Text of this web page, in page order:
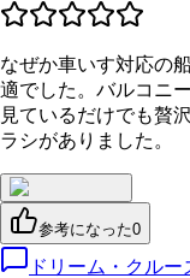
なぜか車いす対応の
適でした。バルコニ
見ているだけでも贅
ラシがありました。
参考になった0
ドリーム・クルー